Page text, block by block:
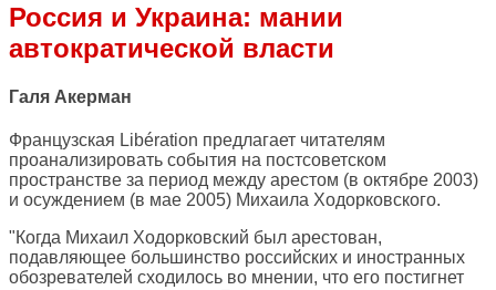
Россия и Украина: мании
автократической власти
Галя Акерман
Французская Libération предлагает читателям
проанализировать события на постсоветском
пространстве за период между арестом (в октябре 2003)
и осуждением (в мае 2005) Михаила Ходорковского.
"Когда Михаил Ходорковский был арестован,
подавляющее большинство российских и иностранных
обозревателей сходилось во мнении, что его постигнет